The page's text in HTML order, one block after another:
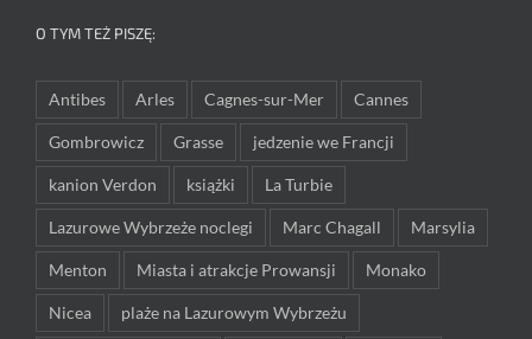
O TYM TEŻ PISZĘ:
Antibes Arles Cagnes-sur-Mer Cannes
Gombrowicz Grasse jedzenie we Francji
kanion Verdon książki La Turbie
Lazurowe Wybrzeże noclegi Marc Chagall Marsylia
Menton Miasta i atrakcje Prowansji Monako
Nicea plaże na Lazurowym Wybrzeżu